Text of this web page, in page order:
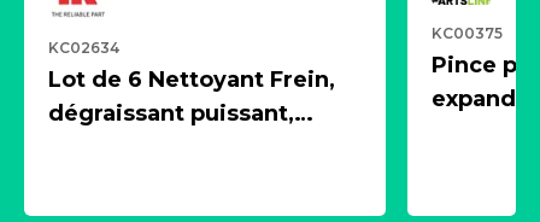
KC02634
Lot de 6 Nettoyant Frein,
dégraissant puissant,
KC00375
Pince